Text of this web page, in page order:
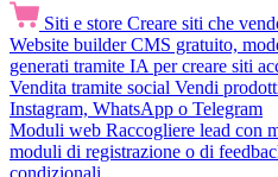
Siti e store Creare siti che
Website builder CMS gratuito,
generati tramite IA per creare siti
Vendita tramite social Vendi
Instagram, WhatsApp o Telegram
Moduli web Raccogliere lead con
moduli di registrazione o di
condizionali